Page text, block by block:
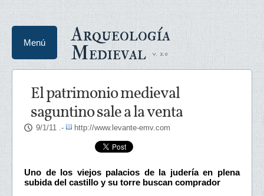
Arqueología
Medieval
Menú
El patrimonio medieval
saguntino sale a la venta
9/1/11 .- http://www.levante-emv.com
Uno de los viejos palacios de la judería en plena
subida del castillo y su torre buscan comprador